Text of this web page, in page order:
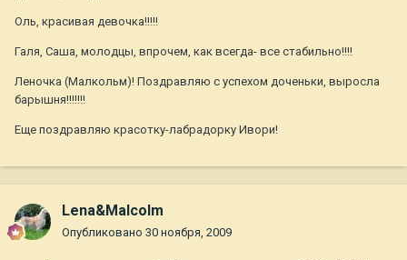
Оль, красивая девочка!!!!!
Галя, Саша, молодцы, впрочем, как всегда- все стабильно!!!!
Леночка (Малкольм)! Поздравляю с успехом доченьки, выросла
барышня!!!!!!!
Еще поздравляю красотку-лабрадорку Ивори!
Lena&Malcolm
Опубликовано 30 ноября, 2009